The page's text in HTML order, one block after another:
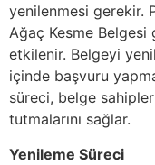
yenilenmesi gerekir.
Ağaç Kesme
etkilenir. Belgeyi
içinde başvuru
süreci, belge
tutmalarını sağlar.
Yenileme Süreci